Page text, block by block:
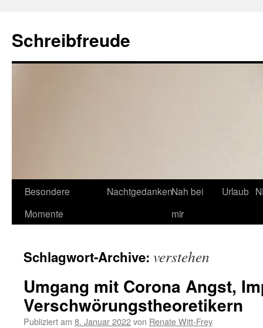
Schreibfreude
Besondere
Momente
NachtgedankenNah bei
mir
Urlaub
Schlagwort-Archive: verstehen
Umgang mit Corona Angst,
Verschwörungstheoretikern
Publiziert am 8. Januar 2022von Renate Witt-Frey